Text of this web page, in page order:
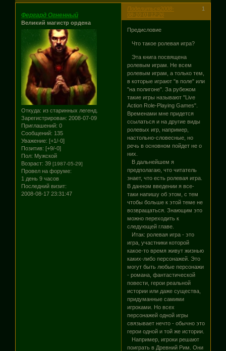
Поделиться 1
2008-
08-10 01:12:26
Фергард Огненный
Великий магистр ордена
Откуда: из старинных легенд.
Зарегистрирован: 2008-07-09
Приглашений: 0
Сообщений: 135
Уважение: [+1/-0]
Позитив: [+9/-0]
Пол: Мужской
Возраст: 39 [1987-05-29]
Провел на форуме:
1 день 9 часов
Последний визит:
2008-08-17 23:31:47
Предисловие
Что такое ролевая игра?
Эта книга посвящена
ролевым играм. Не всем
ролевым играм, а только тем,
в которые играют "в поле" или
"на полигоне". За рубежом
такие игры называют "Live
Action Role-Playing Games".
Временами мне придется
ссылаться и на другие виды
ролевых игр, например,
настольно-словесные, но
речь в основном пойдет не о
них.
В дальнейшем я
предполагаю, что читатель
знает, что есть ролевая игра.
В данном введении я все-
таки напишу об этом, с тем
чтобы больше к этой теме не
возвращаться. Знающим это
можно переходить к
следующей главе.
Итак: ролевая игра - это
игра, участники которой
какое-то время живут жизнью
каких-либо персонажей. Это
могут быть любые персонажи
- романа, фантастической
повести, герои реальной
истории или даже существа,
придуманные самими
игроками. Но всех
персонажей одной игры
связывает нечто - обычно это
герои одной и той же истории.
Например, игроки решают
поиграть в Древний Рим. Они